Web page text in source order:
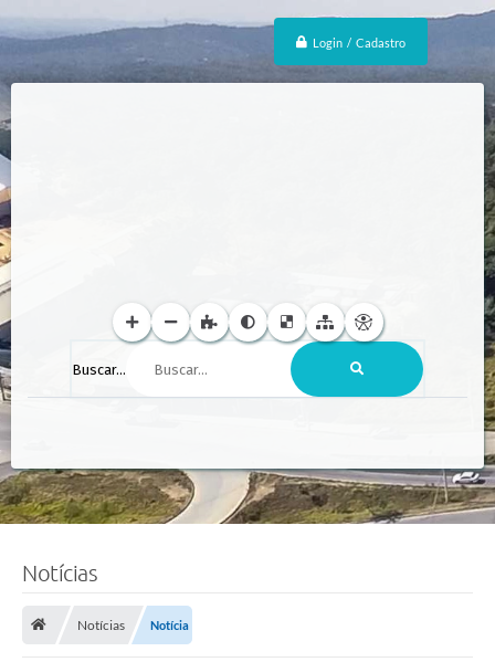
Login / Cadastro
Buscar...
Notícias
Notícias Notícia